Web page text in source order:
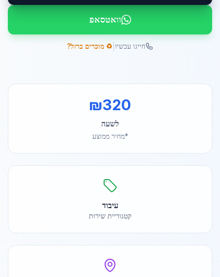
וואטסאפ
חייגו עכשיו ♻️ מוכרים ברזל?
₪320
לשעה
*מחיר ממוצע
עיבוד
קטגוריית שירות